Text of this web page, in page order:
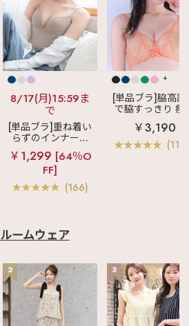
8/17(月)15:59ま
で
[単品ブラ]重ね着い
らずのインナーブ
ラ
リッチバスト
ブラトップ (ワイヤ
ー入り)
￥1,299 [64％O
FF]
(166)
+
[単品ブラ]脇高設
で脇すっきり 痩
見えブラ
カシ
クールレース脇
ブラ(R) 単品ブラ
ャー
￥3,190
ルームウェア
2 3